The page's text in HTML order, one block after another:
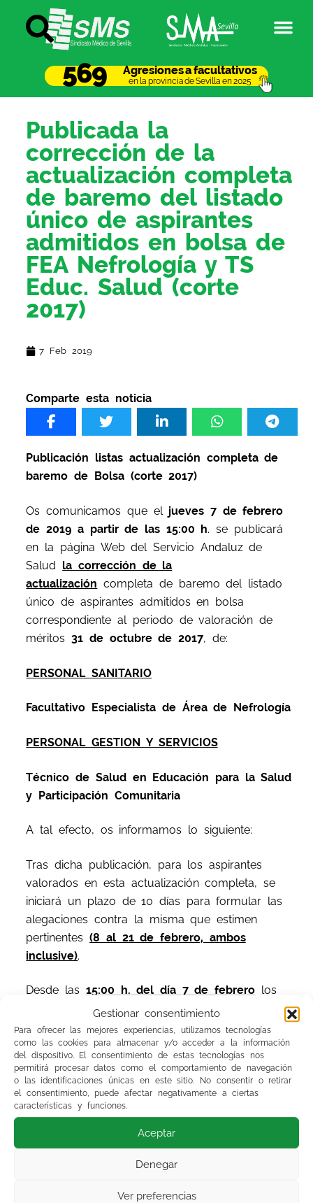
Gestionar consentimiento
Para ofrecer las mejores experiencias, utilizamos tecnologías
como las cookies para almacenar y/o acceder a la información
del dispositivo. El consentimiento de estas tecnologías nos
permitirá procesar datos como el comportamiento de navegación
o las identificaciones únicas en este sitio. No consentir o retirar
el consentimiento, puede afectar negativamente a ciertas
características y funciones.
Aceptar
Denegar
Ver preferencias
Agresiones a facultativos
en la provincia de Sevilla en 2025
569
Publicada la
corrección de la
actualización completa
de baremo del listado
único de aspirantes
admitidos en bolsa de
FEA Nefrología y TS
Educ. Salud (corte
2017)
7 Feb 2019
Comparte esta noticia
Publicación listas actualización completa de
baremo de Bolsa (corte 2017)
Os comunicamos que eljueves 7 de febrero
de 2019 a partir de las 15:00 h. se publicará
en la página Web del Servicio Andaluz de
Salud la corrección de la
actualización completa de baremo del listado
único de aspirantes admitidos en bolsa
correspondiente al periodo de valoración de
méritos31 de octubre de 2017, de:
PERSONAL SANITARIO
Facultativo Especialista de Área de Nefrología
PERSONAL GESTION Y SERVICIOS
Técnico de Salud en Educación para la Salud
y Participación Comunitaria
A tal efecto, os informamos lo siguiente:
Tras dicha publicación, para los aspirantes
valorados en esta actualización completa, se
iniciará un plazo de 10 días para formular las
alegaciones contra la misma que estimen
pertinentes(8 al 21 de febrero, ambos
inclusive).
Desde las 15:00 h. del día 7 de febrero los
aspirantes podrán consultar la puntuación de
baremo provisional y los méritos valorados por
la Comisión a través de su inscripción-web en
el menú «INFORMES» en el icono «HISTÓRICO
BAREMOS».
Para ofrecer la máxima agilidad en el trámite
de alegaciones disponen en la Web del
candidato de la herramienta llamada «GESTIÓN
DE ALEGACIONES» para que puedan gestionar
y registrar las alegaciones vía telemática,